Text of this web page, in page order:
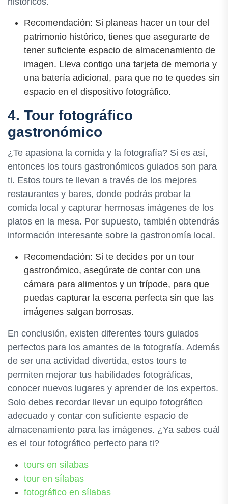
Recomendación: Si planeas hacer un tour del
patrimonio histórico, tienes que asegurarte de
tener suficiente espacio de almacenamiento de
imagen. Lleva contigo una tarjeta de memoria y
una batería adicional, para que no te quedes sin
espacio en el dispositivo fotográfico.
4. Tour fotográfico
gastronómico
¿Te apasiona la comida y la fotografía? Si es así,
entonces los tours gastronómicos guiados son para
ti. Estos tours te llevan a través de los mejores
restaurantes y bares, donde podrás probar la
comida local y capturar hermosas imágenes de los
platos en la mesa. Por supuesto, también obtendrás
información interesante sobre la gastronomía local.
Recomendación: Si te decides por un tour
gastronómico, asegúrate de contar con una
cámara para alimentos y un trípode, para que
puedas capturar la escena perfecta sin que las
imágenes salgan borrosas.
En conclusión, existen diferentes tours guiados
perfectos para los amantes de la fotografía. Además
de ser una actividad divertida, estos tours te
permiten mejorar tus habilidades fotográficas,
conocer nuevos lugares y aprender de los expertos.
Solo debes recordar llevar un equipo fotográfico
adecuado y contar con suficiente espacio de
almacenamiento para las imágenes. ¿Ya sabes cuál
es el tour fotográfico perfecto para ti?
tours en sílabas
tour en sílabas
fotográfico en sílabas